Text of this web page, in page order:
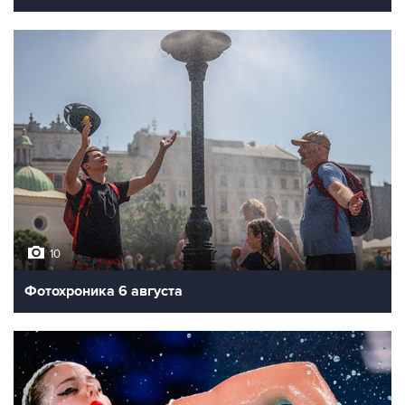
10
Фотохроника 6 августа